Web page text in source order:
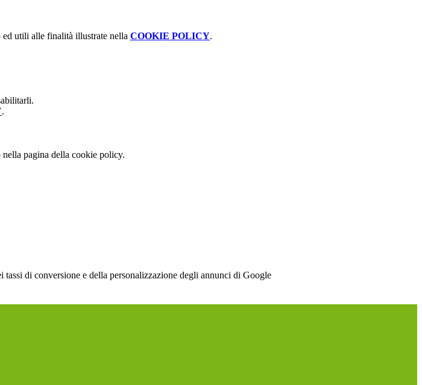
utili alle finalità illustrate nella COOKIE POLICY.
.
pagina della cookie policy.
di conversione e della personalizzazione degli annunci di Google